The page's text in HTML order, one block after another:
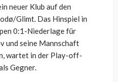
neuer Klub auf den
Glimt. Das Hinspiel in
0:1-Niederlage für
und seine Mannschaft
wartet in der Play-off-
Gegner.